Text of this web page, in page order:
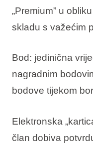
„Premium” u
skladu s važećim
Bod: jedinična
nagradnim
bodove tijekom
Elektronska
član dobiva